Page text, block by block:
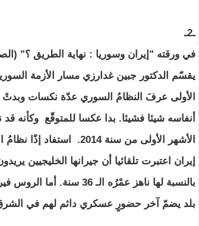
ـ2ـ
في ورقته "إيران وسوريا : نهاية الطريق ؟"
أنفاسه شيئا فشيئا. بدا عكسا للمتوقّع
الأشهر الأولى من سنة
إيران اعتبرت تلقائيا أن جيرانها الخليجيين
بالنسبة لها ناهز عمْرُه
بلد يضمّ آخر حضورٍ عسكري دائم لهم في